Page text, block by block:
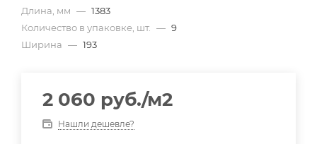
Длина, мм — 1383
Количество в упаковке, шт.
— 9
Ширина — 193
2 060 руб./м2
Нашли дешевле?